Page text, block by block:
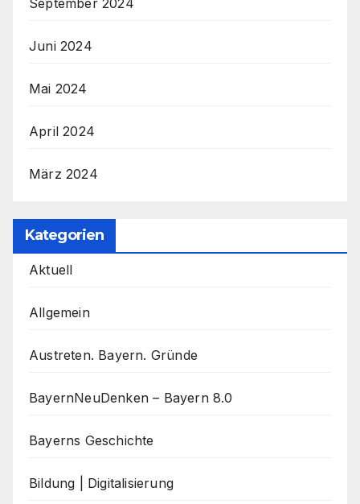
September 2024
Juni 2024
Mai 2024
April 2024
März 2024
Kategorien
Aktuell
Allgemein
Austreten. Bayern. Gründe
BayernNeuDenken – Bayern 8.0
Bayerns Geschichte
Bildung | Digitalisierung